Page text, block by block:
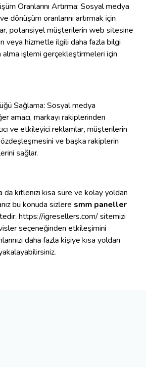
Oranlarını Artırma: Sosyal medya
dönüşüm oranlarını artırmak için
potansiyel müşterilerin web sitesine
veya hizmetle ilgili daha fazla bilgi
alma işlemi gerçekleştirmeleri için
Sağlama: Sosyal medya
amacı, markayı rakiplerinden
ve etkileyici reklamlar, müşterilerin
ve başka rakiplerin
sağlar.
kitlenizi kısa süre ve kolay yoldan
bu konuda sizlere smm paneller
https://igresellers.com/ sitemizi
seçeneğinden etkileşimini
daha fazla kişiye kısa yoldan